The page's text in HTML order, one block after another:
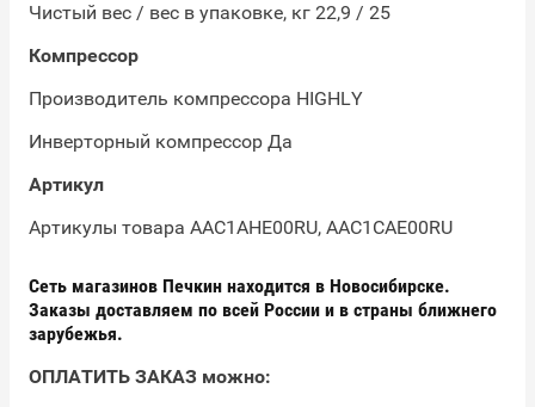
Чистый вес / вес в упаковке, кг 22,9 / 25
Компрессор
Производитель компрессора HIGHLY
Инверторный компрессор Да
Артикул
Артикулы товара AAC1AHE00RU, AAC1CAE00RU
Сеть магазинов Печкин находится в Новосибирске.
Заказы доставляем по всей России и в страны ближнего
зарубежья.
ОПЛАТИТЬ ЗАКАЗ можно: